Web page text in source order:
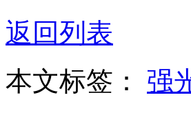
返回列表
本文标签： 强